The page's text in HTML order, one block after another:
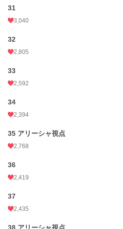
31
3,040
32
2,805
33
2,592
34
2,394
35 アリーシャ視点
2,768
36
2,419
37
2,435